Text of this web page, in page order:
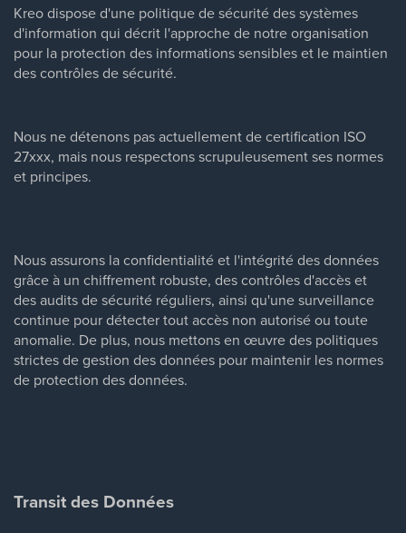
Kreo dispose d'une politique de sécurité des systèmes
d'information qui décrit l'approche de notre organisation
pour la protection des informations sensibles et le maintien
des contrôles de sécurité.
Nous ne détenons pas actuellement de certification ISO
27xxx, mais nous respectons scrupuleusement ses normes
et principes.
Nous assurons la confidentialité et l'intégrité des données
grâce à un chiffrement robuste, des contrôles d'accès et
des audits de sécurité réguliers, ainsi qu'une surveillance
continue pour détecter tout accès non autorisé ou toute
anomalie. De plus, nous mettons en œuvre des politiques
strictes de gestion des données pour maintenir les normes
de protection des données.
Transit des Données